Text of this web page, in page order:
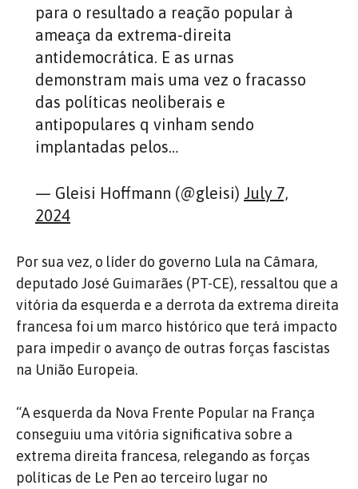
para o resultado a reação popular à
ameaça da extrema-direita
antidemocrática. E as urnas
demonstram mais uma vez o fracasso
das políticas neoliberais e
antipopulares q vinham sendo
implantadas pelos…
— Gleisi Hoffmann (@gleisi) July 7,
2024
Por sua vez, o líder do governo Lula na Câmara,
deputado José Guimarães (PT-CE), ressaltou que a
vitória da esquerda e a derrota da extrema direita
francesa foi um marco histórico que terá impacto
para impedir o avanço de outras forças fascistas
na União Europeia.
“A esquerda da Nova Frente Popular na França
conseguiu uma vitória significativa sobre a
extrema direita francesa, relegando as forças
políticas de Le Pen ao terceiro lugar no